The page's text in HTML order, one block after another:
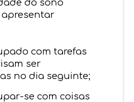
do sono
com tarefas
ser
no dia seguinte;
se com coisas